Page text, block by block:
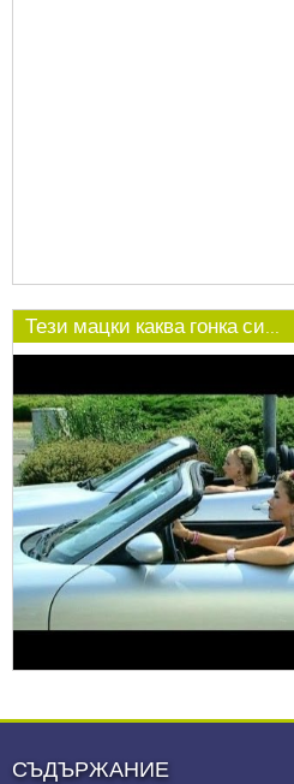
Тези мацки каква гонка си...
СЪДЪРЖАНИЕ